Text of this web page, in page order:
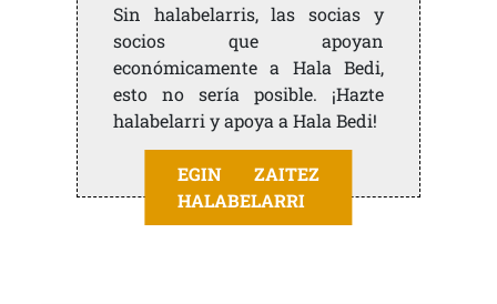
Sin halabelarris, las socias y
socios que apoyan
económicamente a Hala Bedi,
esto no sería posible. ¡Hazte
halabelarri y apoya a Hala Bedi!
EGIN ZAITEZ
HALABELARRI